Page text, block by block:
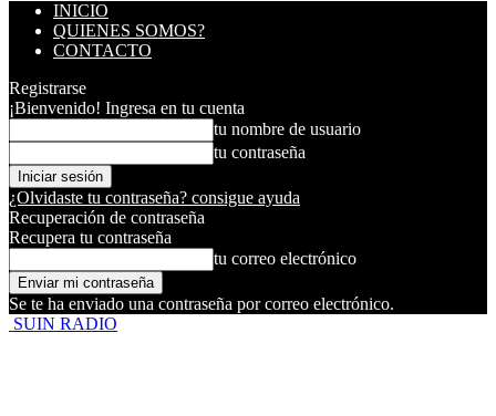
INICIO
QUIENES SOMOS?
CONTACTO
Registrarse
¡Bienvenido! Ingresa en tu cuenta
tu nombre de usuario
tu contraseña
¿Olvidaste tu contraseña? consigue ayuda
Recuperación de contraseña
Recupera tu contraseña
tu correo electrónico
Se te ha enviado una contraseña por correo electrónico.
SUIN RADIO